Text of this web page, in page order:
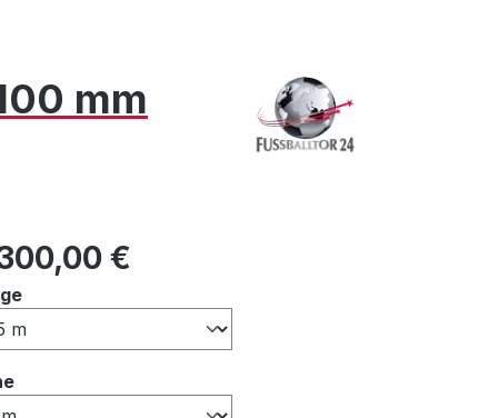
mm
Preis: €
auswählen
auswählen